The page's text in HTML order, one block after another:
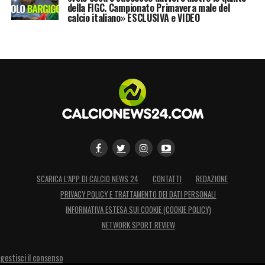
della FIGC. Campionato Primavera male del
calcio italiano» ESCLUSIVA e VIDEO
SCARICA L’APP DI CALCIO NEWS 24 CONTATTI
REDAZIONE
PRIVACY POLICY E TRATTAMENTO DEI DATI PERSONALI
INFORMATIVA ESTESA SUI COOKIE (COOKIE POLICY)
NETWORK SPORT REVIEW
gestisci il consenso